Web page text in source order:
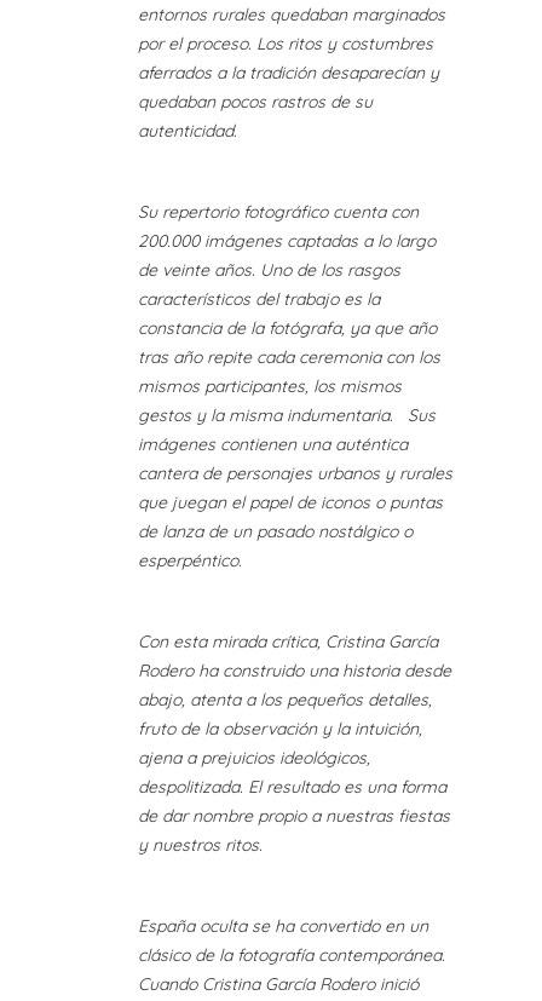
entornos rurales quedaban marginados
por el proceso. Los ritos y costumbres
aferrados a la tradición desaparecían y
quedaban pocos rastros de su
autenticidad.
Su repertorio fotográfico cuenta con
200.000 imágenes captadas a lo largo
de veinte años. Uno de los rasgos
característicos del trabajo es la
constancia de la fotógrafa, ya que año
tras año repite cada ceremonia con los
mismos participantes, los mismos
gestos y la misma indumentaria. Sus
imágenes contienen una auténtica
cantera de personajes urbanos y rurales
que juegan el papel de iconos o puntas
de lanza de un pasado nostálgico o
esperpéntico.
Con esta mirada crítica, Cristina García
Rodero ha construido una historia desde
abajo, atenta a los pequeños detalles,
fruto de la observación y la intuición,
ajena a prejuicios ideológicos,
despolitizada. El resultado es una forma
de dar nombre propio a nuestras fiestas
y nuestros ritos.
España oculta se ha convertido en un
clásico de la fotografía contemporánea.
Cuando Cristina García Rodero inició